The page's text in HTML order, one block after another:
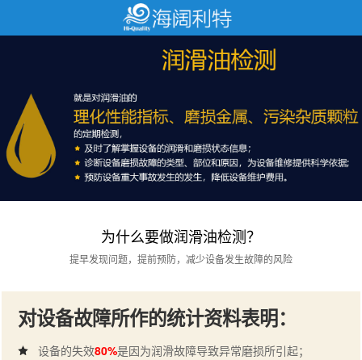
为什么要做润滑油检测？
提早发现问题，提前预防，减少设备发生故障的风险
对设备故障所作的统计资料表明：
设备的失效80%是因为润滑故障导致异常磨损所引起；